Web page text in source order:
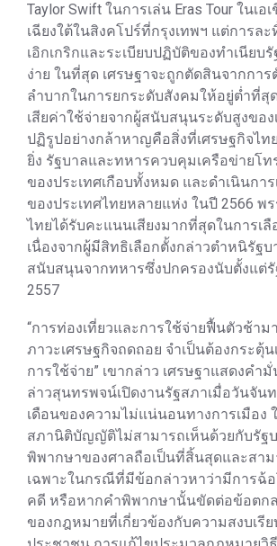
Taylor Swift ในการเล่น Eras Tour ในเอ
เฉียงใต้ในสิงคโปร์ที่กรุงเทพฯ แต่การละ
เอิกเกริกและระเบียบปฏิบัติของทำเนียบ
ง่าย ในที่สุด เศรษฐาจะถูกตัดสินจากกา
ลำบากในการยกระดับสังคมให้อยู่ต่ำที่สุ
เสียค่าใช้จ่ายจากผู้สนับสนุนระดับสูงของ
ปฏิรูปอย่างกล้าหาญคือสิ่งที่เศรษฐกิจไท
ยิ่ง รัฐบาลและทหารควบคุมเครือข่ายโ
ของประเทศเกือบทั้งหมด และดำเนินกา
ของประเทศไทยหลายแห่ง ในปี 2566 พ
ไทยได้รับคะแนนเสียงมากที่สุดในการเ
เนื่องจากผู้มีสิทธิเลือกตั้งกล่าวตำหนิรัฐ
สนับสนุนจากทหารซึ่งปกครองนับตั้งแต่
2557
“การท่องเที่ยวและการใช้จ่ายฟื้นตัวช้าม
ภาวะเศรษฐกิจถดถอย จำเป็นต้องกระตุ้น
การใช้จ่าย” เขากล่าว เศรษฐาแสดงค
ล่าวสุนทรพจน์เปิดงานรัฐสภาเมื่อวันจัน
เดือนของความไม่แน่นอนทางการเมือ
สภานิติบัญญัติไม่สามารถเห็นด้วยกับรัฐ
พิพากษาของศาลถือเป็นที่สิ้นสุดและสา
เฉพาะในกรณีที่มีข้อกล่าวหาว่ามีการฉ้
คดี หรือหากคำพิพากษานั้นขัดต่อข้อต
ของกฎหมายที่เกี่ยวข้องกับความสงบเรี